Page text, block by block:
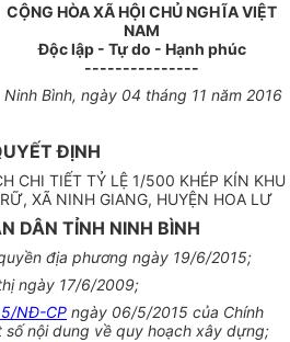
CỘNG HÒA XÃ HỘI CHỦ NGHĨA VIỆT
NAM
Độc lập - Tự do - Hạnh phúc
---------------
Ninh Bình, ngày 04 tháng 11 năm 2016
ĐỊNH
CHI TIẾT TỶ LỆ 1/500 KHÉP KÍN KHU
XÃ NINH GIANG, HUYỆN HOA LƯ
DÂN TỈNH NINH BÌNH
địa phương ngày 19/6/2015;
ngày 17/6/2009;
NĐ-CP ngày 06/5/2015 của Chính
nội dung về quy hoạch xây dựng;